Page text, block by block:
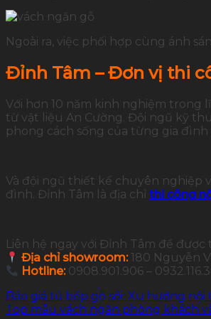
Ngoài ra, việc phối hợp cùng ánh
Đỉnh Tâm – Đơn vị thi
Với hơn 10 năm kinh nghiệm trong
từ vật liệu An Cường. Đội ngũ kỹ
phong cách sống của từng gia đình
Và đội ngũ thiết kế chuyên nghiệp
đình. Đỉnh Tâm là địa chỉ thi công
Liên hệ ngay với Đỉnh Tâm để
Địa chỉ showroom:180 Nguyễn
Hotline: 0908.901.906 –
Báo giá tủ bếp gỗ sồi: Xu hướng
Top mẫu vách ngăn phòng khách